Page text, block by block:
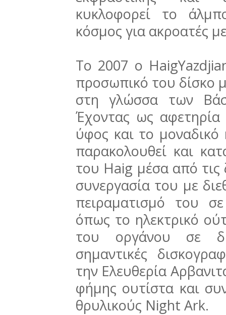
κυκλοφορεί το
κόσμος για ακροατές
Το 2007 ο
προσωπικό του δίσκο
στη γλώσσα των
Έχοντας ως αφετηρία
ύφος και το
παρακολουθεί και
του Haig μέσα από τις
συνεργασία του µε
πειραματισμό του
όπως το ηλεκτρικό
του οργάνου σε
σημαντικές
την Ελευθερία
φήμης ουτίστα και
θρυλικούς Night Ark.